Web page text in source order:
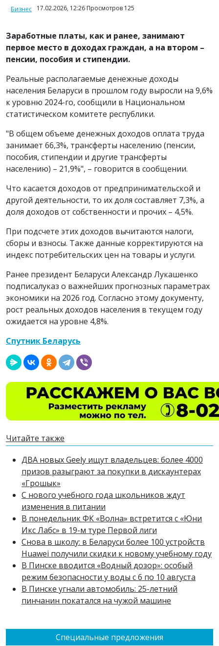
Специальные предложения
Бизнес 17.02.2026, 12:26 Просмотров 125
Заработные платы, как и ранее, занимают
первое место в доходах граждан, а на втором –
пенсии, пособия и стипендии.
Реальные располагаемые денежные доходы
населения Беларуси в прошлом году выросли на 9,6%
к уровню 2024-го, сообщили в Национальном
статистическом комитете республики.
"В общем объеме денежных доходов оплата труда
занимает 66,3%, трансферты населению (пенсии,
пособия, стипендии и другие трансферты
населению) – 21,9%", – говорится в сообщении.
Что касается доходов от предпринимательской и
другой деятельности, то их доля составляет 7,3%, а
доля доходов от собственности и прочих – 4,5%.
При подсчете этих доходов вычитаются налоги,
сборы и взносы. Также данные корректируются на
индекс потребительских цен на товары и услуги.
Ранее президент Беларуси Александр Лукашенко
подписалуказ о важнейших прогнозных параметрах
экономики на 2026 год. Согласно этому документу,
рост реальных доходов населения в текущем году
ожидается на уровне 4,8%.
Спутник Беларусь
Читайте также
ДВА новых Geely ищут владельцев: более 4000
призов разыграют за покупки в дискаунтерах
«Грошык»
С нового учебного года школьников ждут
изменения в питании
В понедельник ФК «Волна» встретится с «Юни
Икс Лабс» в 19-м туре Первой лиги
Снова в школу: в Беларуси более 100 устройств
Huawei получили скидки к новому учебному году
В Пинске вводится «Водный дозор»: особый
режим безопасности у воды с 6 по 10 августа
В Пинске угнали автомобиль: 25-летний
пинчанин покатался на чужой машине